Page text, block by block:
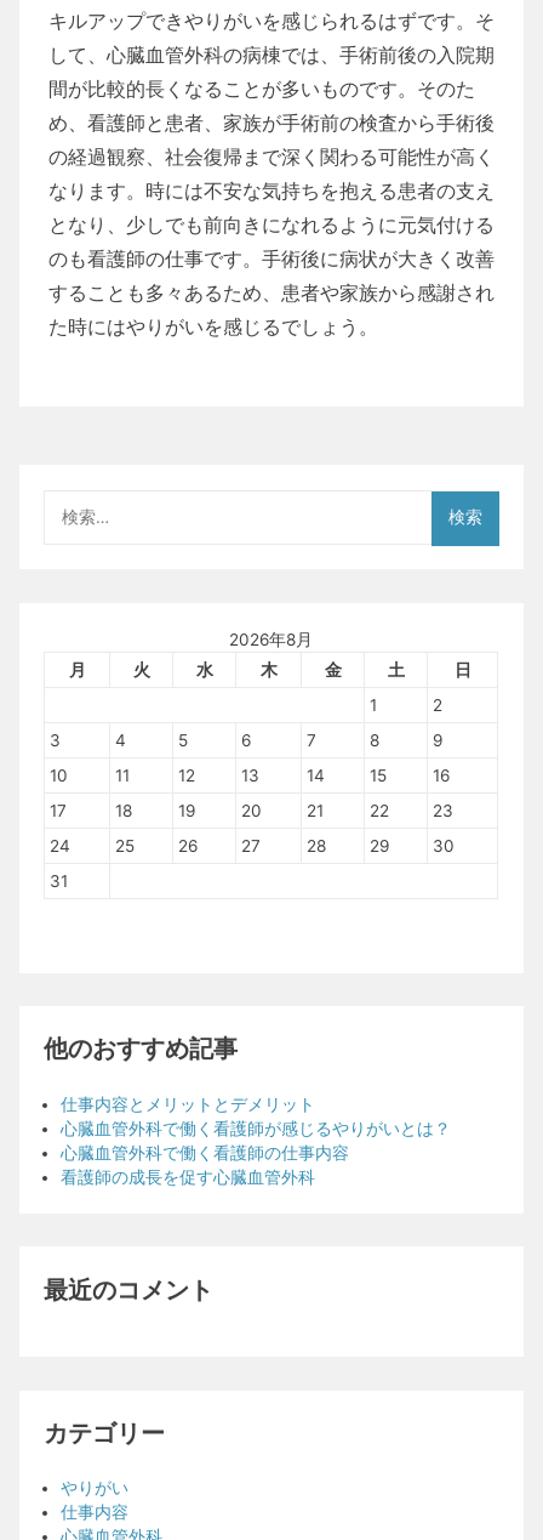
キルアップできやりがいを感じられるはずです。そ
して、心臓血管外科の病棟では、手術前後の入院期
間が比較的長くなることが多いものです。そのた
め、看護師と患者、家族が手術前の検査から手術後
の経過観察、社会復帰まで深く関わる可能性が高く
なります。時には不安な気持ちを抱える患者の支え
となり、少しでも前向きになれるように元気付ける
のも看護師の仕事です。手術後に病状が大きく改善
することも多々あるため、患者や家族から感謝され
た時にはやりがいを感じるでしょう。
索:
2026年8月
月
火 水 木 金 土
日
1
2
3
4 5 6 7 8
9
10
11 12 13 14 15
16
17
18 19 20 21 22
23
24
25 26 27 28 29
30
31
他のおすすめ記事
仕事内容とメリットとデメリット
心臓血管外科で働く看護師が感じるやりがいとは？
心臓血管外科で働く看護師の仕事内容
看護師の成長を促す心臓血管外科
最近のコメント
カテゴリー
やりがい
仕事内容